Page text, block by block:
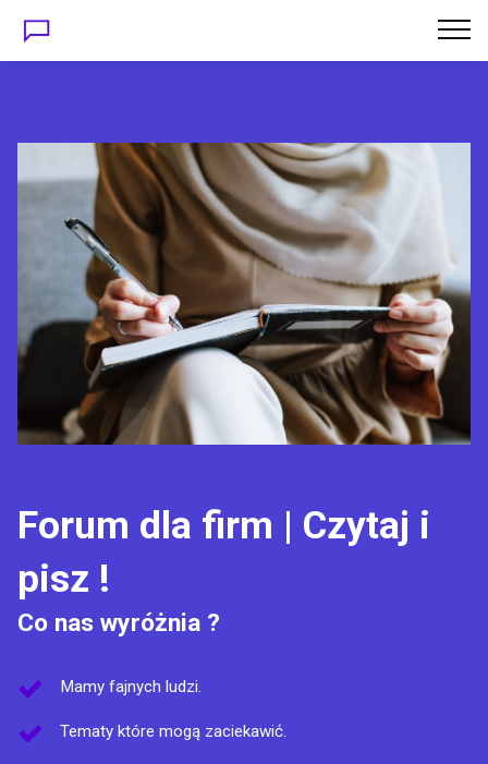
Forum dla firm | Czytaj i
pisz !
Co nas wyróżnia ?
Mamy fajnych ludzi.
Tematy które mogą zaciekawić.